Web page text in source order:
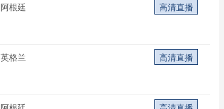
阿根廷 高清直播
英格兰 高清直播